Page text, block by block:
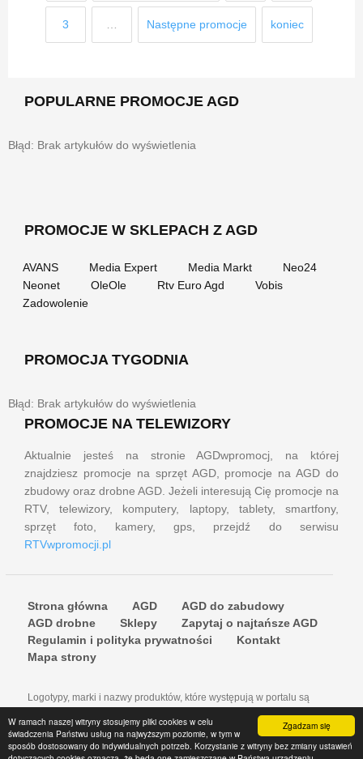
Zgadzam się
W ramach naszej witryny stosujemy pliki cookies w celu
świadczenia Państwu usług na najwyższym poziomie, w tym w
sposób dostosowany do indywidualnych potrzeb. Korzystanie z witryny bez zmiany ustawień
3 Następne promocje koniec
POPULARNE PROMOCJE AGD
Błąd: Brak artykułów do wyświetlenia
PROMOCJE W SKLEPACH Z AGD
AVANS Media Expert Media Markt
Neo24
Neonet
OleOle Rtv Euro Agd
Vobis
Zadowolenie
PROMOCJA TYGODNIA
Błąd: Brak artykułów do wyświetlenia
PROMOCJE NA TELEWIZORY
Aktualnie jesteś na stronie AGDwpromocj, na której
znajdziesz promocje na sprzęt AGD, promocje na AGD do
zbudowy oraz drobne AGD. Jeżeli interesują Cię promocje na
RTV, telewizory, komputery, laptopy, tablety, smartfony,
sprzęt foto, kamery, gps, przejdź do serwisu
RTVwpromocji.pl
Strona główna AGD
AGD do zabudowy
AGD drobne
Sklepy
Zapytaj o najtańsze AGD
Regulamin i polityka prywatności
Kontakt
Mapa strony
Logotypy, marki i nazwy produktów, które występują w portalu są
nich należą właściwe prawa autorskie.
© 2016-2021 AGDwPROMOCJI.pl. Wszystkie prawa zastrzeżone.
Korzystanie z portalu oznacza akceptacje regulaminu oraz zawartej w